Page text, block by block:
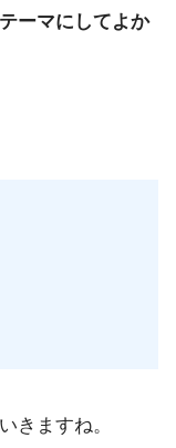
ーマにしてよか
きますね。